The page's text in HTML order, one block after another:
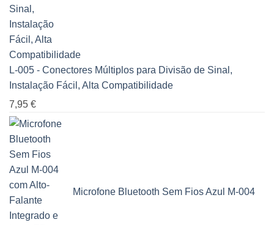
L-005 - Conectores Múltiplos para Divisão de Sinal,
Instalação Fácil, Alta Compatibilidade
7,95 €
Microfone Bluetooth Sem Fios Azul M-004